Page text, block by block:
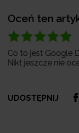
Oceń ten
Co to jest Google
Nikt jeszcze nie
UDOSTĘPNIJ